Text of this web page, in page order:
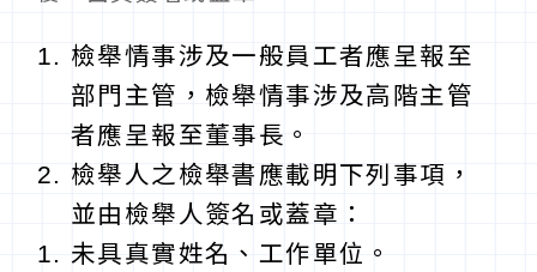
檢舉情事涉及一般員工者應呈報至
部門主管，檢舉情事涉及高階主管
者應呈報至董事長。
檢舉人之檢舉書應載明下列事項，
並由檢舉人簽名或蓋章：
未具真實姓名、工作單位。